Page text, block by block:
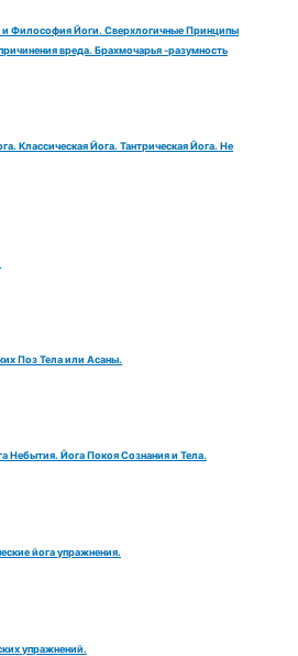
Философия Йоги. Сверхлогичные Принципы
вреда. Брахмочарья -разумность
Классическая Йога. Тантрическая Йога. Не
Поз Тела или Асаны.
Небытия. Йога Покоя Сознания и Тела.
йога упражнения.
упражнений.